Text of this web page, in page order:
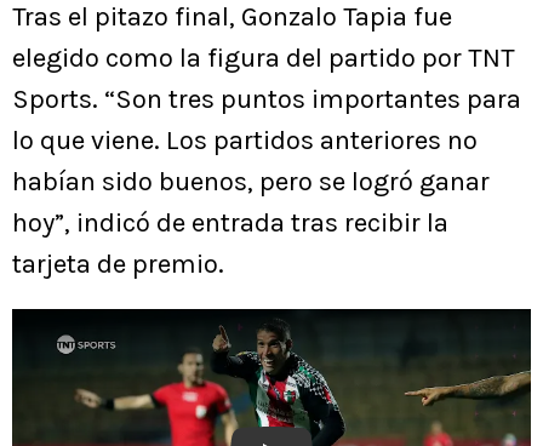
Tras el pitazo final, Gonzalo Tapia fue
elegido como la figura del partido por TNT
Sports. “Son tres puntos importantes para
lo que viene. Los partidos anteriores no
habían sido buenos, pero se logró ganar
hoy”, indicó de entrada tras recibir la
tarjeta de premio.